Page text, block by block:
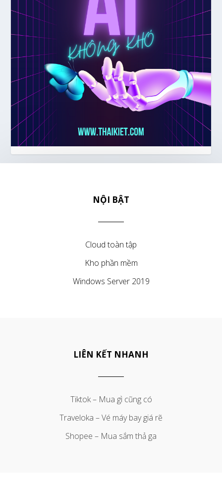
NỘI BẬT
Cloud toàn tập
Kho phần mềm
Windows Server 2019
LIÊN KẾT NHANH
Tiktok – Mua gì cũng có
Traveloka – Vé máy bay giá rẽ
Shopee – Mua sắm thả ga